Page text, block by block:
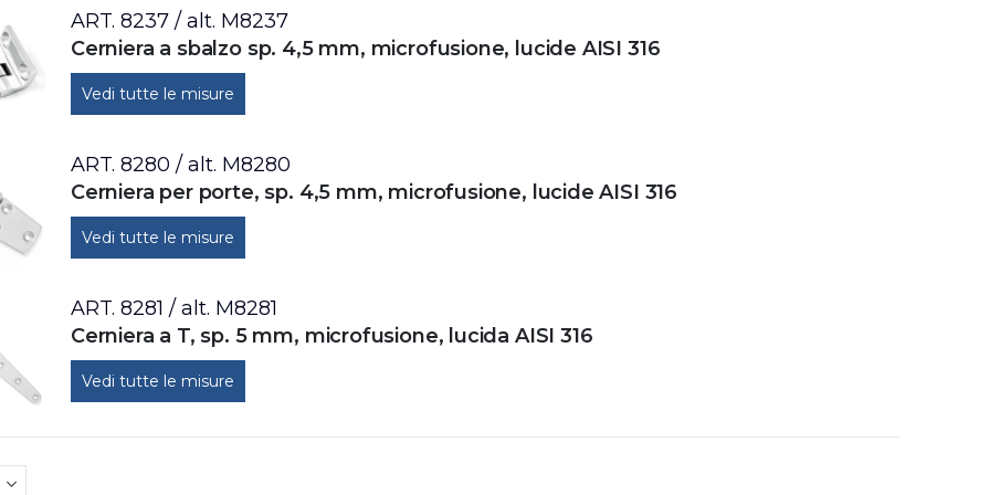
ART. 8237 / alt. M8237
Cerniera a sbalzo sp. 4,5 mm, microfusione, lucide AISI 316
Vedi tutte le misure
ART. 8280 / alt. M8280
Cerniera per porte, sp. 4,5 mm, microfusione, lucide AISI 316
Vedi tutte le misure
ART. 8281 / alt. M8281
Cerniera a T, sp. 5 mm, microfusione, lucida AISI 316
Vedi tutte le misure